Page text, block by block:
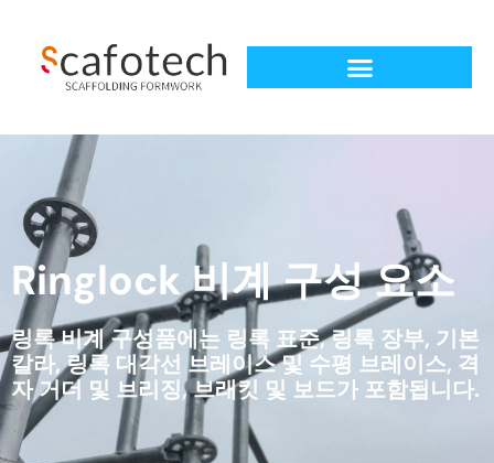
Ringlock 비계 구성 요소
링록 비계 구성품에는 링록 표준, 링록 장부, 기본
칼라, 링록 대각선 브레이스 및 수평 브레이스, 격
자 거더 및 브리징, 브래킷 및 보드가 포함됩니다.